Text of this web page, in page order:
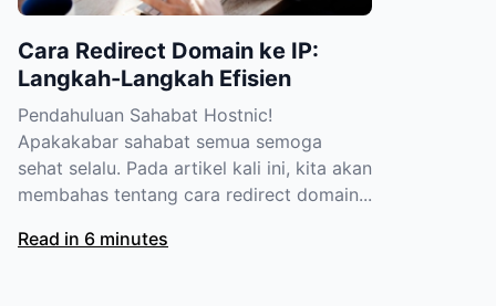
Cara Redirect Domain ke IP:
Langkah-Langkah Efisien
Pendahuluan Sahabat Hostnic!
Apakakabar sahabat semua semoga
sehat selalu. Pada artikel kali ini, kita akan
membahas tentang cara redirect domain...
Read in 6 minutes